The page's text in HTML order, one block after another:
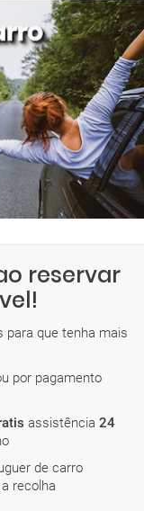
reservar
para que tenha mais
por pagamento
assistência 24
de carro
recolha